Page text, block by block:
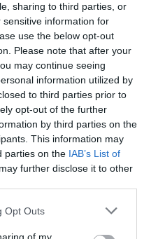
sharing to third parties, or
information for
use the below opt-out
Please note that after your
may continue seeing
information utilized by
to third parties prior to
opt-out of the further
by third parties on the
This information may
parties on the IAB’s List of
further disclose it to other
uses one or more Google
Opt Outs
tervezték,
ellenállni akár
szélnek, a
8-as
és nagy
is.